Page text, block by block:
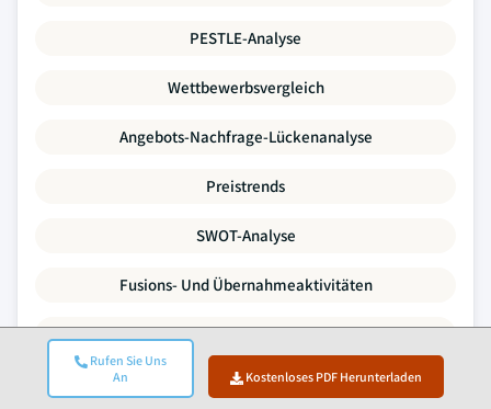
Rufen Sie Uns
An
Kostenloses PDF Herunterladen
PESTLE-Analyse
Wettbewerbsvergleich
Angebots-Nachfrage-Lückenanalyse
Preistrends
SWOT-Analyse
Fusions- Und Übernahmeaktivitäten
Investitions- Und Finanzierungslandschaft
Unternehmensprofile